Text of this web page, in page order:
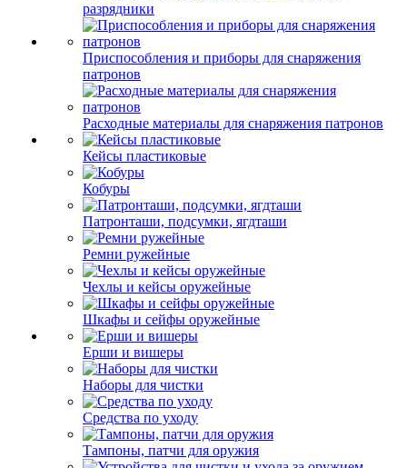
разрядники
Приспособления и приборы для снаряжения
патронов
Расходные материалы для снаряжения патронов
Кейсы пластиковые
Кобуры
Патронташи, подсумки, ягдташи
Ремни ружейные
Чехлы и кейсы оружейные
Шкафы и сейфы оружейные
Ерши и вишеры
Наборы для чистки
Средства по уходу
Тампоны, патчи для оружия